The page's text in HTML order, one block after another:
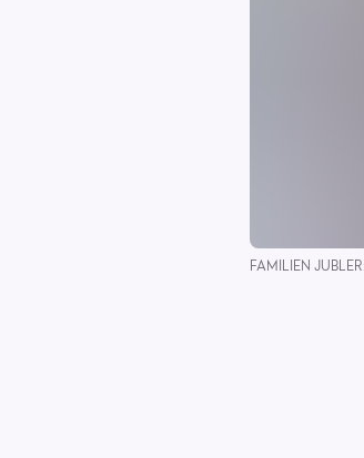
FAMILIEN